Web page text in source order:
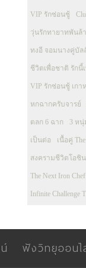
VIP รักซ่อนชู้
วุ่นรักทายาทพันล้
ทงอี จอมนางคู่บัล
ชีวิตเพื่อชาติ รักนี้
VIP รักซ่อนชู้ เกา
หกฉากครับจารย์
ตลก 6 ฉาก 3 หนุ่
เป็นต่อ เนื้อคู่
สงครามชีวิตโอชิน
The Next Iron Chef
Infinite
ฟังวิทยุออนไ